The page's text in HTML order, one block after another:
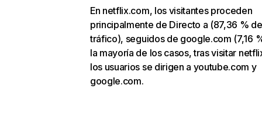
En netflix.com, los visitantes proceden
principalmente de Directo a (87,36 % de
tráfico), seguidos de google.com (7,16
la mayoría de los casos, tras visitar
los usuarios se dirigen a youtube.com y
google.com.